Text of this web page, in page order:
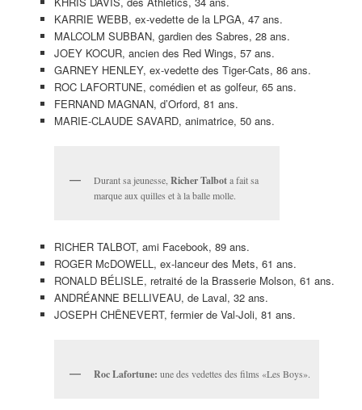
KARRIE WEBB, ex-vedette de la LPGA, 47 ans.
MALCOLM SUBBAN, gardien des Sabres, 28 ans.
JOEY KOCUR, ancien des Red Wings, 57 ans.
GARNEY HENLEY, ex-vedette des Tiger-Cats, 86 ans.
ROC LAFORTUNE, comédien et as golfeur, 65 ans.
FERNAND MAGNAN, d’Orford, 81 ans.
MARIE-CLAUDE SAVARD, animatrice, 50 ans.
Durant sa jeunesse,Richer Talbota fait sa
marque aux quilles et à la balle molle.
RICHER TALBOT, ami Facebook, 89 ans.
ROGER McDOWELL, ex-lanceur des Mets, 61 ans.
RONALD BÉLISLE, retraité de la Brasserie Molson, 61 ans.
ANDRÉANNE BELLIVEAU, de Laval, 32 ans.
JOSEPH CHÊNEVERT, fermier de Val-Joli, 81 ans.
Roc Lafortune: une des vedettes des films «Les Boys».